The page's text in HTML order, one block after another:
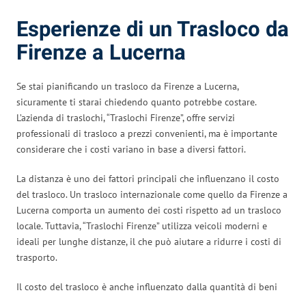
Esperienze di un Trasloco da
Firenze a Lucerna
Se stai pianificando un trasloco da Firenze a Lucerna,
sicuramente ti starai chiedendo quanto potrebbe costare.
L’azienda di traslochi, “Traslochi Firenze”, offre servizi
professionali di trasloco a prezzi convenienti, ma è importante
considerare che i costi variano in base a diversi fattori.
La distanza è uno dei fattori principali che influenzano il costo
del trasloco. Un trasloco internazionale come quello da Firenze a
Lucerna comporta un aumento dei costi rispetto ad un trasloco
locale. Tuttavia, “Traslochi Firenze” utilizza veicoli moderni e
ideali per lunghe distanze, il che può aiutare a ridurre i costi di
trasporto.
Il costo del trasloco è anche influenzato dalla quantità di beni